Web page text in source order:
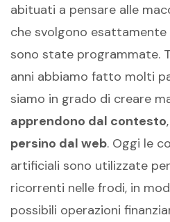
abituati a pensare alle
che svolgono
sono state programmate.
anni abbiamo fatto molti
siamo in grado di creare
apprendono dal contesto,
persino dal web. Oggi le
artificiali sono utilizzate
ricorrenti nelle frodi, in
possibili operazioni